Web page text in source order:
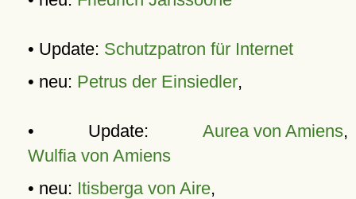
• Update: Schutzpatron für Internet
• neu: Petrus der Einsiedler,
• Update: Aurea von Amiens,
Wulfia von Amiens
• neu: Itisberga von Aire,